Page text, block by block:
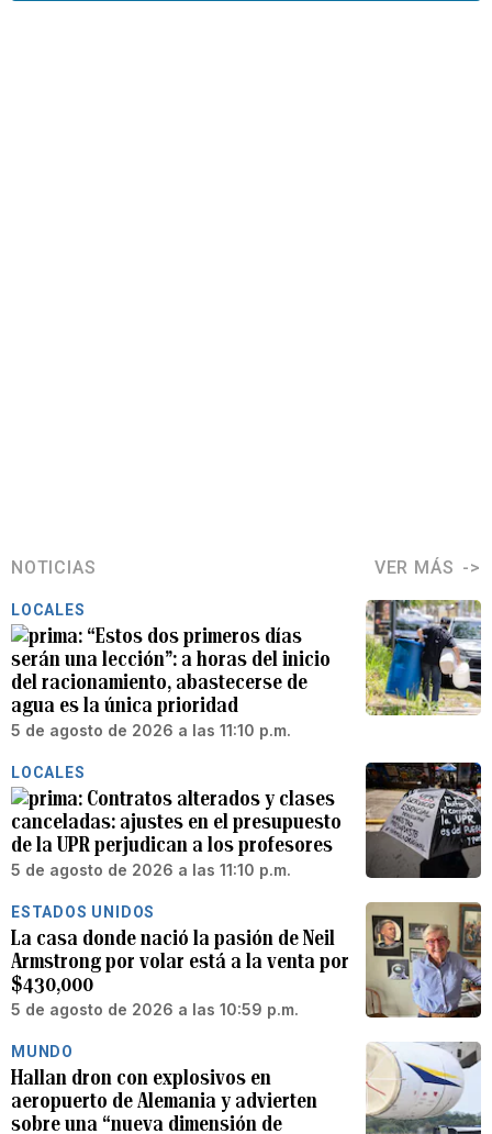
NOTICIAS VER MÁS
LOCALES
“Estos dos primeros días
serán una lección”: a horas del inicio
del racionamiento, abastecerse de
agua es la única prioridad
5 de agosto de 2026 a las 11:10 p.m.
LOCALES
Contratos alterados y clases
canceladas: ajustes en el presupuesto
de la UPR perjudican a los profesores
5 de agosto de 2026 a las 11:10 p.m.
ESTADOS UNIDOS
La casa donde nació la pasión de Neil
Armstrong por volar está a la venta por
$430,000
5 de agosto de 2026 a las 10:59 p.m.
MUNDO
Hallan dron con explosivos en
aeropuerto de Alemania y advierten
sobre una “nueva dimensión de